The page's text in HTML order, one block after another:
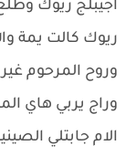
اجيبلج ريوك
ريوك كالت يمة
وروح المرحوم
وراج يربي هاي
الام جابتلي